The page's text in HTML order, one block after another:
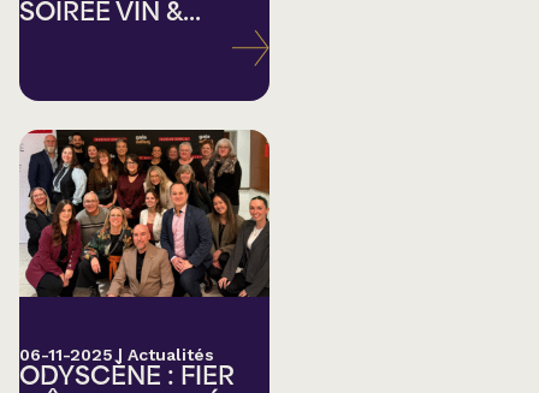
SOIRÉE VIN &...
06-11-2025 | Actualités
ODYSCÈNE : FIER